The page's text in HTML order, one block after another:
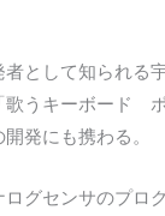
として知られる宇
歌うキーボード
発にも携わる。
グセンサのプロ